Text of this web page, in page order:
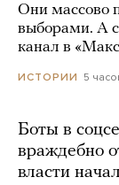
Они массово
выборами. А
канал в
ИСТОРИИ 5
Боты в
враждебно
власти